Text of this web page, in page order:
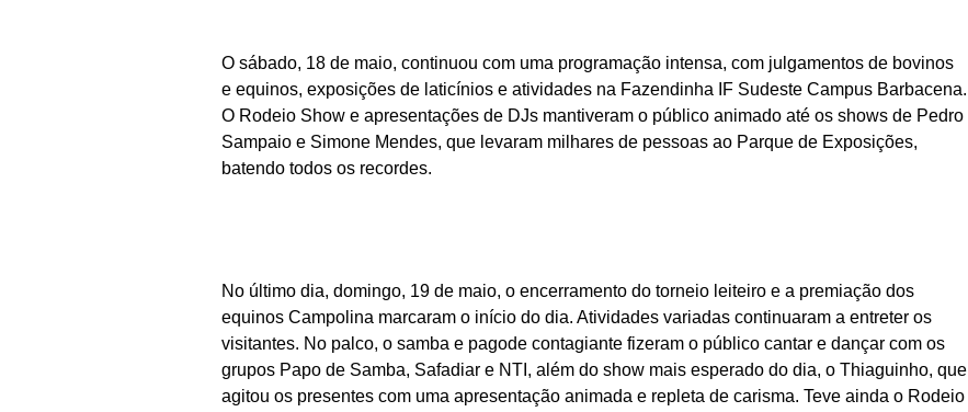
O sábado, 18 de maio, continuou com uma programação intensa, com julgamentos de bovinos
e equinos, exposições de laticínios e atividades na Fazendinha IF Sudeste Campus Barbacena.
O Rodeio Show e apresentações de DJs mantiveram o público animado até os shows de Pedro
Sampaio e Simone Mendes, que levaram milhares de pessoas ao Parque de Exposições,
batendo todos os recordes.
No último dia, domingo, 19 de maio, o encerramento do torneio leiteiro e a premiação dos
equinos Campolina marcaram o início do dia. Atividades variadas continuaram a entreter os
visitantes. No palco, o samba e pagode contagiante fizeram o público cantar e dançar com os
grupos Papo de Samba, Safadiar e NTI, além do show mais esperado do dia, o Thiaguinho, que
agitou os presentes com uma apresentação animada e repleta de carisma. Teve ainda o Rodeio